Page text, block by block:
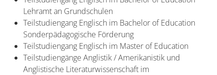
Lehramt an Grundschulen
Teilstudiengang Englisch im Bachelor of Education
Sonderpädagogische Förderung
Teilstudiengang Englisch im Master of Education
Teilstudiengänge Anglistik / Amerikanistik und
Anglistische Literaturwissenschaft im